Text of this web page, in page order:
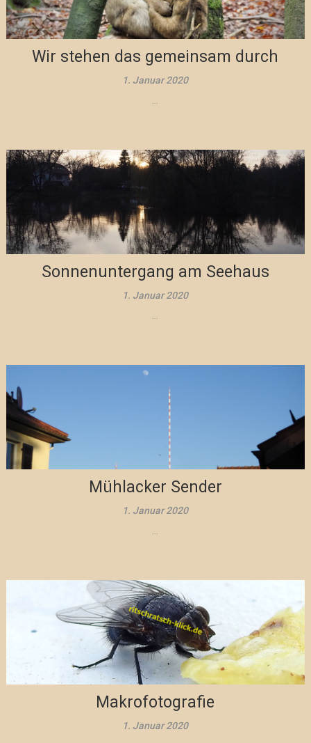
Wir stehen das gemeinsam durch
1. Januar 2020
...
Sonnenuntergang am Seehaus
1. Januar 2020
...
Mühlacker Sender
1. Januar 2020
...
Makrofotografie
1. Januar 2020